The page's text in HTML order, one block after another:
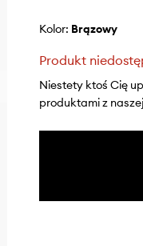
Kolor: brązowy
Produkt
Niestety ktoś Cię
produktami z